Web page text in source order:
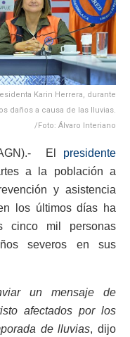
Karin Herrera, durante
daños a causa de las lluvias.
/Foto: Álvaro Interiano
El presidente
a la población a
y asistencia
los últimos días ha
cinco mil personas
severos en sus
un mensaje de
afectados por los
de lluvias, dijo